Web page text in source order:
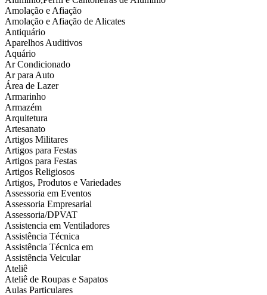
Amolação e Afiação
Amolação e Afiação de Alicates
Antiquário
Aparelhos Auditivos
Aquário
Ar Condicionado
Ar para Auto
Área de Lazer
Armarinho
Armazém
Arquitetura
Artesanato
Artigos Militares
Artigos para Festas
Artigos para Festas
Artigos Religiosos
Artigos, Produtos e Variedades
Assessoria em Eventos
Assessoria Empresarial
Assessoria/DPVAT
Assistencia em Ventiladores
Assistência Técnica
Assistência Técnica em
Assistência Veicular
Ateliê
Ateliê de Roupas e Sapatos
Aulas Particulares